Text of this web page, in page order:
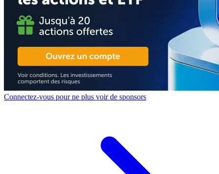
Connectez-vous pour ne plus voir de sponsors